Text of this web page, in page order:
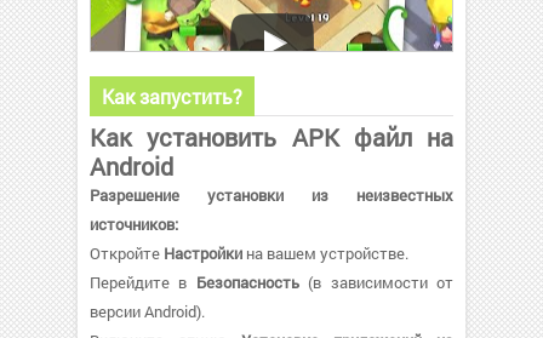
Как запустить?
Как установить APK файл на
Android
Разрешение установки из неизвестных
источников:
Откройте Настройки на вашем устройстве.
Перейдите в Безопасность(в зависимости от
версии Android).